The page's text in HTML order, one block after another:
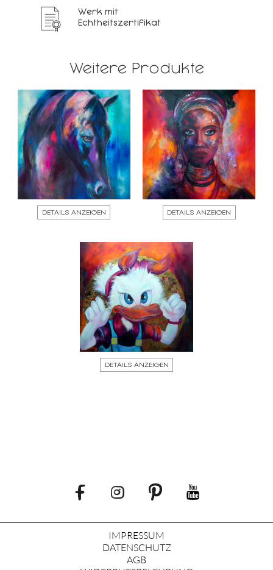
Werk mit
Echtheitszertifikat
Weitere Produkte
DETAILS ANZEIGEN DETAILS ANZEIGEN
DETAILS ANZEIGEN
IMPRESSUM
DATENSCHUTZ
AGB